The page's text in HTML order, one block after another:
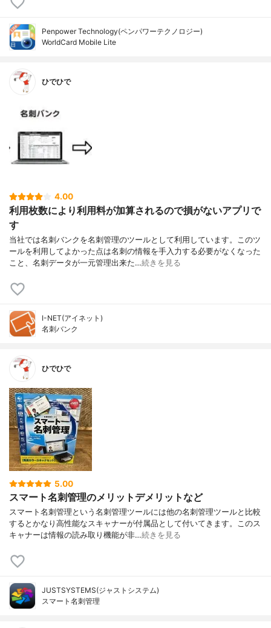
Penpower Technology(ペンパワーテクノロジー)
WorldCard Mobile Lite
ひでひで
4.00
利用枚数により利用料が加算されるので損がないアプリで
す
当社では名刺バンクを名刺管理のツールとして利用しています。このツ
ールを利用してよかった点は名刺の情報を手入力する必要がなくなった
こと、名刺データが一元管理出来た…続きを見る
I-NET(アイネット)
名刺バンク
ひでひで
5.00
スマート名刺管理のメリットデメリットなど
スマート名刺管理という名刺管理ツールには他の名刺管理ツールと比較
するとかなり高性能なスキャナーが付属品として付いてきます。このス
キャナーは情報の読み取り機能が非…続きを見る
JUSTSYSTEMS(ジャストシステム)
スマート名刺管理